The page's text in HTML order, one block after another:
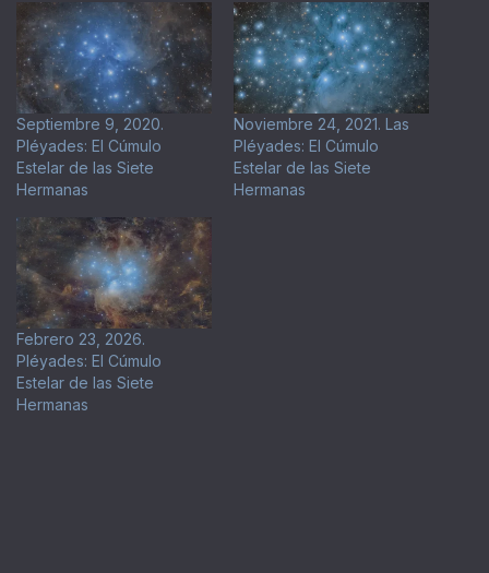
Septiembre 9, 2020.
Pléyades: El Cúmulo
Estelar de las Siete
Hermanas
Noviembre 24, 2021. Las
Pléyades: El Cúmulo
Estelar de las Siete
Hermanas
Febrero 23, 2026.
Pléyades: El Cúmulo
Estelar de las Siete
Hermanas